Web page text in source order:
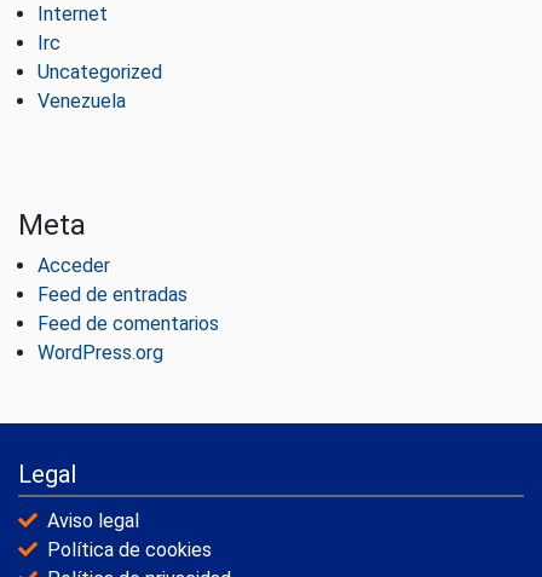
Internet
Irc
Uncategorized
Venezuela
Meta
Acceder
Feed de entradas
Feed de comentarios
WordPress.org
Legal
Aviso legal
Política de cookies